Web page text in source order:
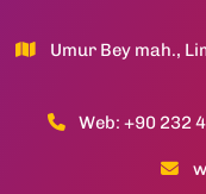
Umur Bey mah.,
Web: +90 232